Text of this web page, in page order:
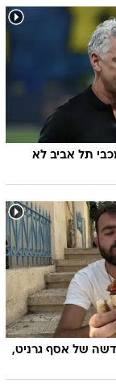
תל אביב לא
של אסף גרניט,